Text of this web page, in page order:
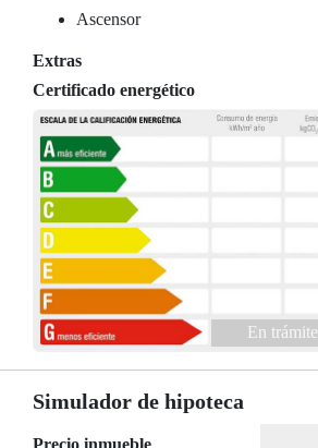
Ascensor
Extras
Certificado energético
En trámite
Simulador de hipoteca